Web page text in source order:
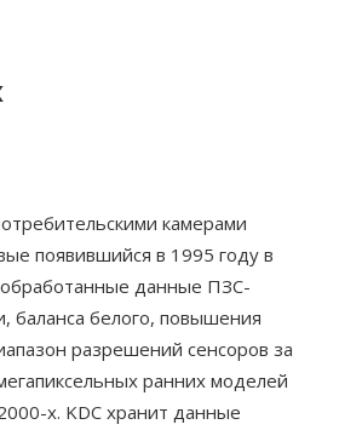
камерами
появившийся в 1995 году в
данные ПЗС-
баланса белого, повышения
разрешений сенсоров за
ранних моделей
х. KDC хранит данные